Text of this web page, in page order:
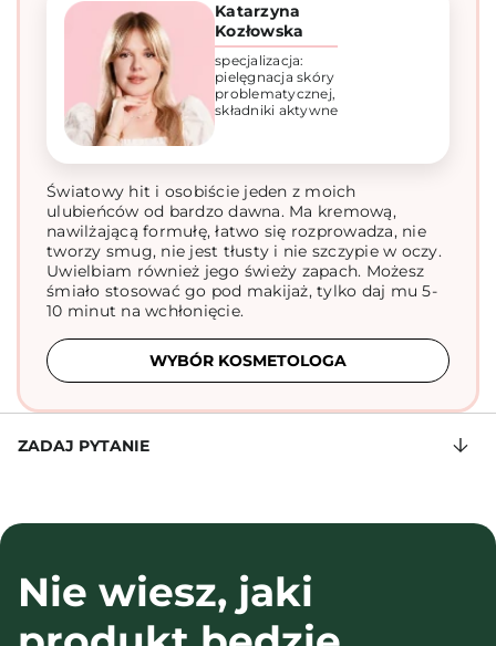
Katarzyna
Kozłowska
specjalizacja:
pielęgnacja skóry
problematycznej,
składniki aktywne
Światowy hit i osobiście jeden z moich
ulubieńców od bardzo dawna. Ma kremową,
nawilżającą formułę, łatwo się rozprowadza, nie
tworzy smug, nie jest tłusty i nie szczypie w oczy.
Uwielbiam również jego świeży zapach. Możesz
śmiało stosować go pod makijaż, tylko daj mu 5-
10 minut na wchłonięcie.
WYBÓR KOSMETOLOGA
ZADAJ PYTANIE
Nie wiesz, jaki